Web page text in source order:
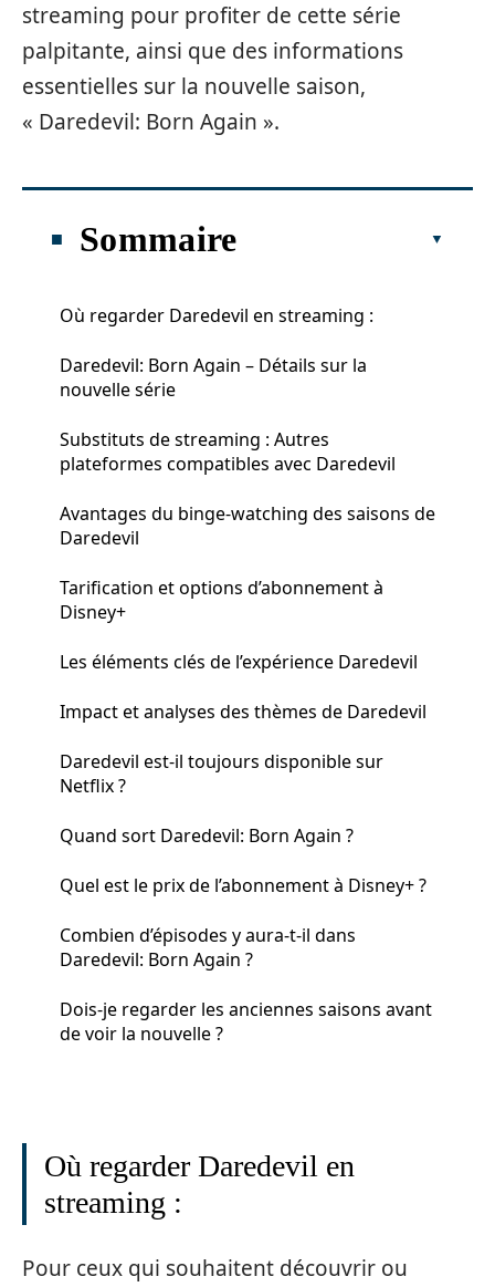
streaming pour profiter de cette série
palpitante, ainsi que des informations
essentielles sur la nouvelle saison,
« Daredevil: Born Again ».
Sommaire
Où regarder Daredevil en streaming :
Daredevil: Born Again – Détails sur la
nouvelle série
Substituts de streaming : Autres
plateformes compatibles avec Daredevil
Avantages du binge-watching des saisons de
Daredevil
Tarification et options d’abonnement à
Disney+
Les éléments clés de l’expérience Daredevil
Impact et analyses des thèmes de Daredevil
Daredevil est-il toujours disponible sur
Netflix ?
Quand sort Daredevil: Born Again ?
Quel est le prix de l’abonnement à Disney+ ?
Combien d’épisodes y aura-t-il dans
Daredevil: Born Again ?
Dois-je regarder les anciennes saisons avant
de voir la nouvelle ?
Où regarder Daredevil en
streaming :
Pour ceux qui souhaitent découvrir ou